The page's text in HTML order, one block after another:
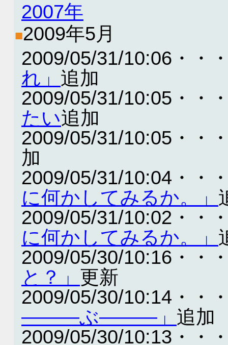
2007年
■2009年5月
2009/05/31/10:06・・
れ」 追加
2009/05/31/10:05・・
たい追加
2009/05/31/10:05・・
加
2009/05/31/10:04・・
に何かしてみるか。」
2009/05/31/10:02・・
に何かしてみるか。」
2009/05/30/10:16・・
と？」 更新
2009/05/30/10:14・・
―――ぶ―――」 追加
2009/05/30/10:13・・